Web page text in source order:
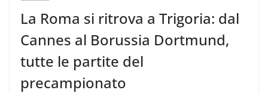
La Roma si ritrova a Trigoria: dal
Cannes al Borussia Dortmund,
tutte le partite del
precampionato